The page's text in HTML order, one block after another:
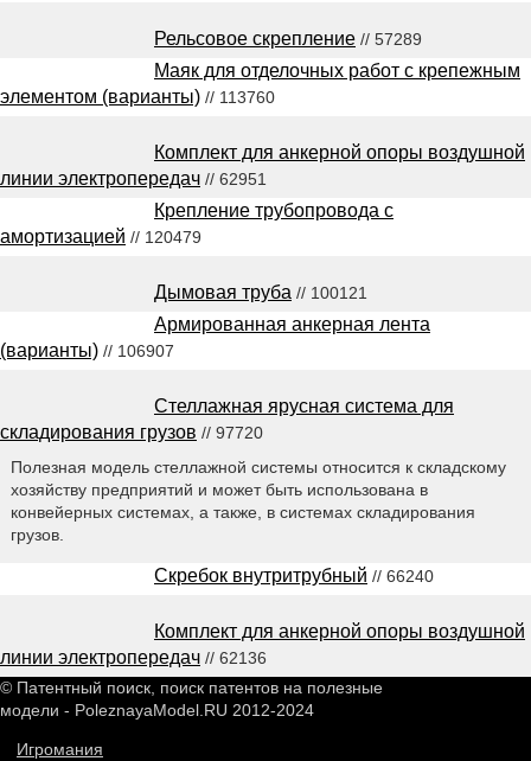
Рельсовое скрепление // 57289
Маяк для отделочных работ с крепежным
элементом (варианты) // 113760
Комплект для анкерной опоры воздушной
линии электропередач // 62951
Крепление трубопровода с
амортизацией // 120479
Дымовая труба // 100121
Армированная анкерная лента
(варианты) // 106907
Стеллажная ярусная система для
складирования грузов // 97720
Полезная модель стеллажной системы относится к складскому
хозяйству предприятий и может быть использована в
конвейерных системах, а также, в системах складирования
грузов.
Скребок внутритрубный // 66240
Комплект для анкерной опоры воздушной
линии электропередач // 62136
© Патентный поиск, поиск патентов на полезные
модели - PoleznayaModel.RU 2012-2024
Игромания